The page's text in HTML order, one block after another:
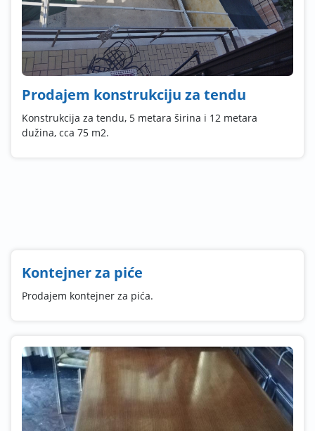
Prodajem konstrukciju za tendu
Konstrukcija za tendu, 5 metara širina i 12 metara
dužina, cca 75 m2.
Kontejner za piće
Prodajem kontejner za pića.